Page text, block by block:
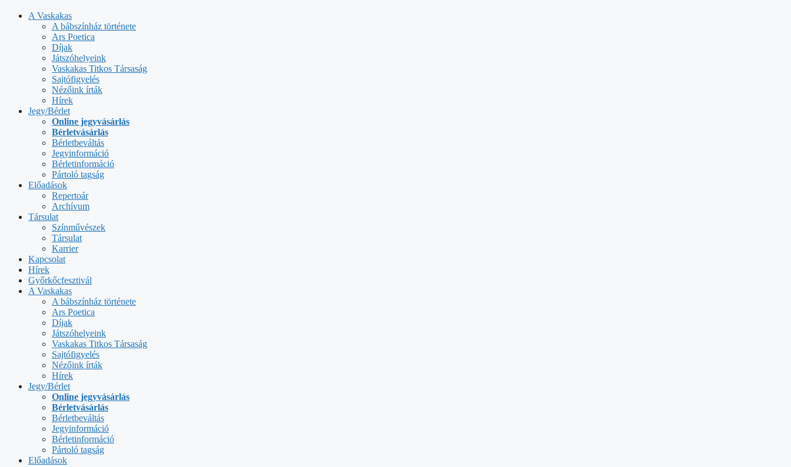
A Vaskakas
A bábszínház története
Ars Poetica
Díjak
Játszóhelyeink
Vaskakas Titkos Társaság
Sajtófigyelés
Nézőink írták
Hírek
Jegy/Bérlet
Online jegyvásárlás
Bérletvásárlás
Bérletbeváltás
Jegyinformáció
Bérletinformáció
Pártoló tagság
Előadások
Repertoár
Archívum
Társulat
Színművészek
Társulat
Karrier
Kapcsolat
Hírek
Győrkőcfesztivál
A Vaskakas
A bábszínház története
Ars Poetica
Díjak
Játszóhelyeink
Vaskakas Titkos Társaság
Sajtófigyelés
Nézőink írták
Hírek
Jegy/Bérlet
Online jegyvásárlás
Bérletvásárlás
Bérletbeváltás
Jegyinformáció
Bérletinformáció
Pártoló tagság
Előadások